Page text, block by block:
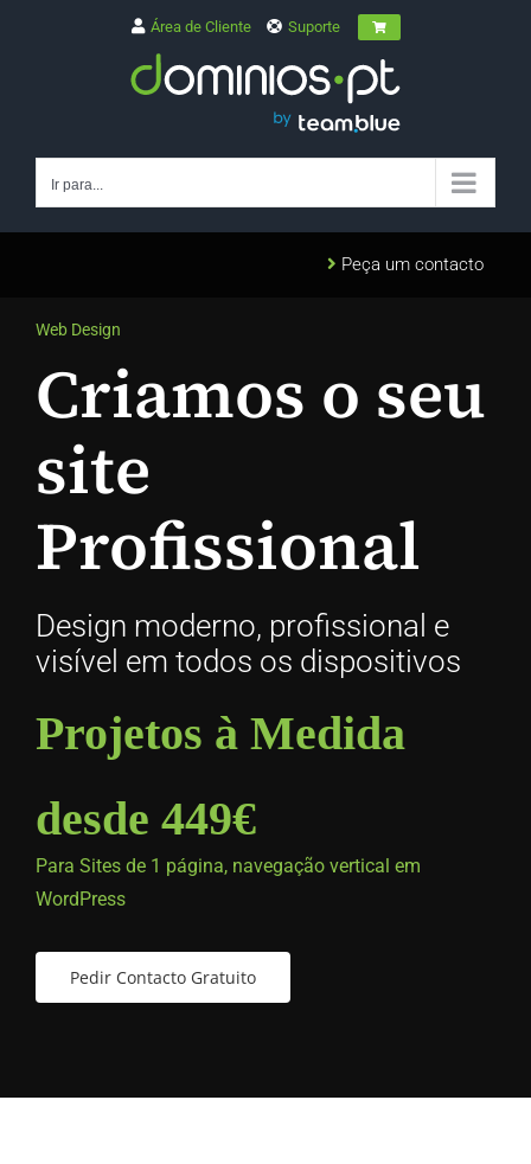
Área de Cliente Suporte
Ir para...
Peça um contacto
Web Design
Criamos o seu
site
Profissional
Design moderno, profissional e
visível em todos os dispositivos
Projetos à Medida
desde 449€
Para Sites de 1 página, navegação vertical em
WordPress
Pedir Contacto Gratuito